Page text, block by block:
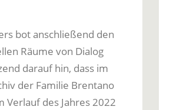
bot anschließend den
Räume von Dialog
darauf hin, dass im
der Familie Brentano
des Jahres 2022